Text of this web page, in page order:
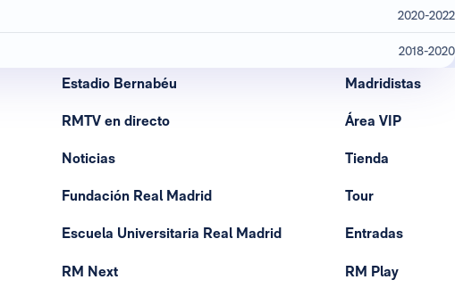
2020-2022
2018-2020
Estadio Bernabéu
RMTV en directo
Noticias
Fundación Real Madrid
Escuela Universitaria Real Madrid
RM Next
Madridistas
Área VIP
Tienda
Tour
Entradas
RM Play